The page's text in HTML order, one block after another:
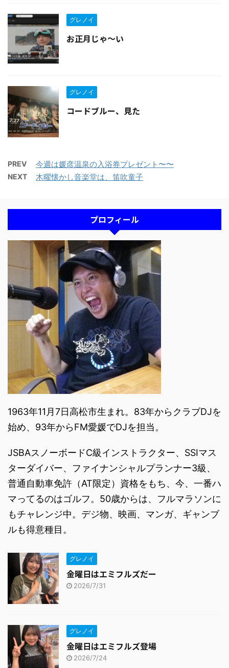
グレノイ
お正月じゃ〜い
グレノイ
コードブルー、見た
PREV 今週は媛彦温泉の入浴券プレゼント〜〜
NEXT 木曜懐かし音楽堂は、笛吹童子
プロフィール
1963年11月7日高松市生まれ。83年からクラブDJを
始め、93年からFM愛媛でDJを担当。
JSBAスノーボードC級インストラクター、SSIマス
ターダイバー、ファイナンシャルプランナー3級、
普通自動車免許（AT限定）資格をもち、今、一番ハ
マってるのはゴルフ。50歳からは、フルマラソンに
もチャレンジ中。デジ物、映画、マンガ、ギャンブ
ルも得意種目。
グレノイ
金曜日はエミフルズだー
2026/7/31
グレノイ
金曜日はエミフルズ登場
2026/7/24